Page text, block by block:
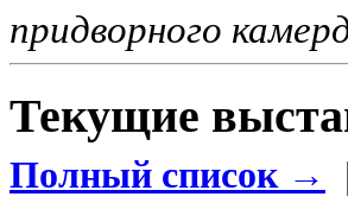
придворного
Текущие
Полный список →